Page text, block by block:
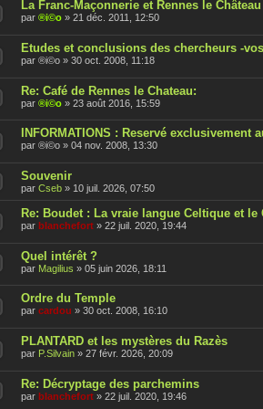
La Franc-Maçonnerie et Rennes le Château
par ®i©o » 21 déc. 2011, 12:50
Etudes et conclusions des chercheurs -
par ®i©o » 30 oct. 2008, 11:18
Re: Café de Rennes le Chateau:
par ®i©o » 23 août 2016, 15:59
INFORMATIONS : Reservé exclusivement
par ®i©o » 04 nov. 2008, 13:30
Souvenir
par Cseb » 10 juil. 2026, 07:50
Re: Boudet : La vraie langue Celtique et le
par blanchefort » 22 juil. 2020, 19:44
Quel intérêt ?
par Magilius » 05 juin 2026, 18:11
Ordre du Temple
par cardou » 30 oct. 2008, 16:10
PLANTARD et les mystères du Razès
par P.Silvain » 27 févr. 2026, 20:09
Re: Décryptage des parchemins
par blanchefort » 22 juil. 2020, 19:46